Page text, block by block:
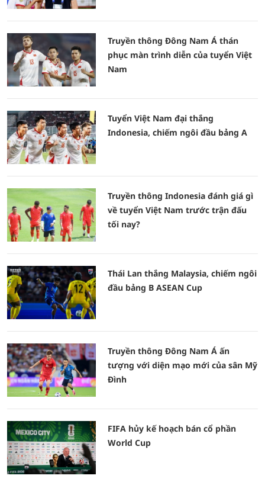
Truyền thông Đông Nam Á thán
phục màn trình diễn của tuyển Việt
Nam
Tuyển Việt Nam đại thắng
Indonesia, chiếm ngôi đầu bảng A
Truyền thông Indonesia đánh giá gì
về tuyển Việt Nam trước trận đấu
tối nay?
Thái Lan thắng Malaysia, chiếm ngôi
đầu bảng B ASEAN Cup
Truyền thông Đông Nam Á ấn
tượng với diện mạo mới của sân Mỹ
Đình
FIFA hủy kế hoạch bán cổ phần
World Cup